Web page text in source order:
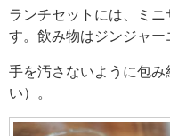
ランチセットには、ミ
す。飲み物はジンジャー
手を汚さないように包み
い）。